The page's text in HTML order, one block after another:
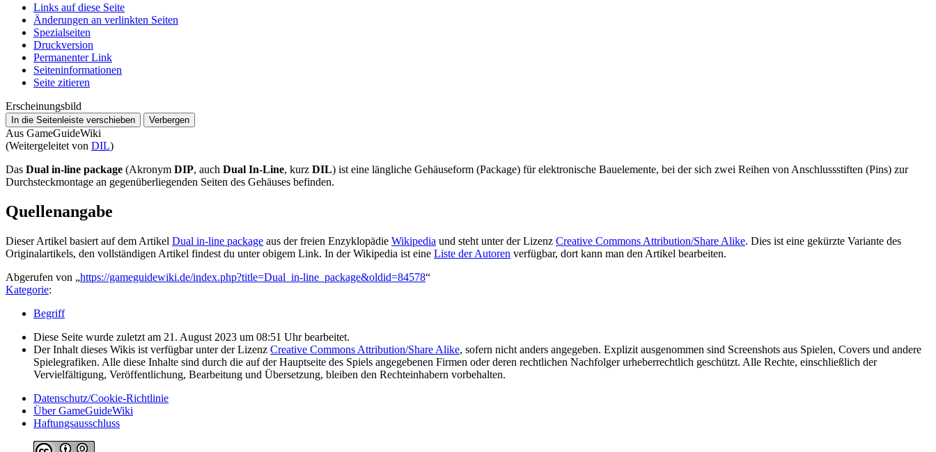
Links auf diese Seite
Änderungen an verlinkten Seiten
Spezialseiten
Druckversion
Permanenter Link
Seiten­­informationen
Seite zitieren
Erscheinungsbild
In die Seitenleiste verschieben Verbergen
Aus GameGuideWiki
(Weitergeleitet von DIL)
Das Dual in-line package (Akronym DIP, auch Dual In-Line, kurz DIL) ist eine längliche Gehäuseform (Package) für elektronische Bauelemente, bei der sich zwei Reihen von Anschlussstiften (Pins) zur
Durchsteckmontage an gegenüberliegenden Seiten des Gehäuses befinden.
Quellenangabe
Dieser Artikel basiert auf dem Artikel Dual in-line package aus der freien Enzyklopädie Wikipedia und steht unter der Lizenz Creative Commons Attribution/Share Alike. Dies ist eine gekürzte Variante des
Originalartikels, den vollständigen Artikel findest du unter obigem Link. In der Wikipedia ist eine Liste der Autoren verfügbar, dort kann man den Artikel bearbeiten.
Abgerufen von „https://gameguidewiki.de/index.php?title=Dual_in-line_package&oldid=84578“
Kategorie:
Begriff
Diese Seite wurde zuletzt am 21. August 2023 um 08:51 Uhr bearbeitet.
Der Inhalt dieses Wikis ist verfügbar unter der Lizenz Creative Commons Attribution/Share Alike, sofern nicht anders angegeben. Explizit ausgenommen sind Screenshots aus Spielen, Covers und andere
Spielegrafiken. Alle diese Inhalte sind durch die auf der Hauptseite des Spiels angegebenen Firmen oder deren rechtlichen Nachfolger urheberrechtlich geschützt. Alle Rechte, einschließlich der
Vervielfältigung, Veröffentlichung, Bearbeitung und Übersetzung, bleiben den Rechteinhabern vorbehalten.
Datenschutz/Cookie-Richtlinie
Über GameGuideWiki
Haftungsausschluss